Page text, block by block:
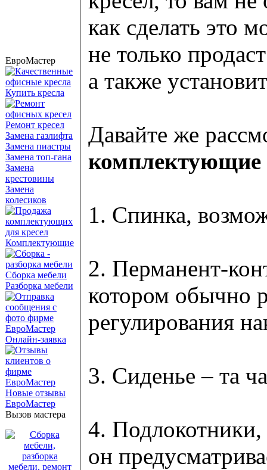
ЕвроМастер
Купить кресла
Ремонт кресел
Замена газлифта
Замена пиастры
Замена топ-гана
Замена
крестовины
Замена
колесиков
Комплектующие
Сборка мебели
Разборка мебели
Онлайн-заявка
Новые отзывы
ЕвроМастер
Вызов мастера
как сделать это
не только
а также
Давайте же
комплектующие
1. Спинка,
2. Перманент-
котором обычно
регулирования
3. Сиденье – та
4. Подлокотники,
он